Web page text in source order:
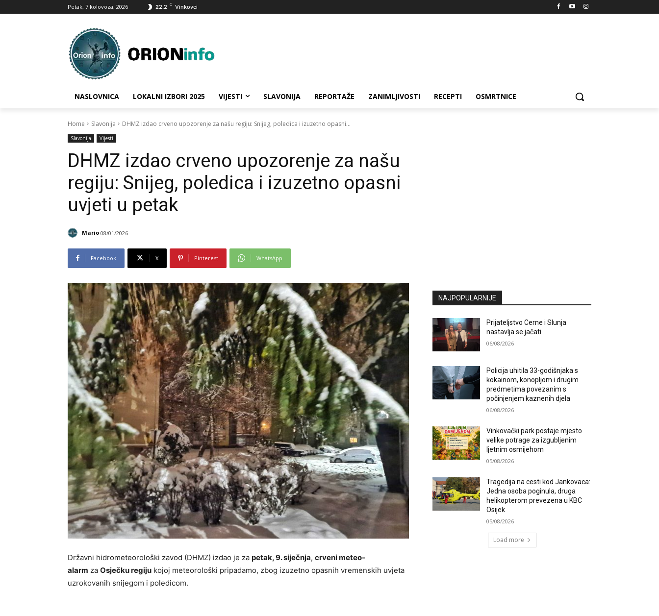
Petak, 7 kolovoza, 2026 22.2 C Vinkovci
NASLOVNICA LOKALNI IZBORI 2025 VIJESTI SLAVONIJA REPORTAŽE ZANIMLJIVOSTI RECEPTI OSMRTNICE
Home Slavonija DHMZ izdao crveno upozorenje za našu regiju: Snijeg, poledica i izuzetno opasni...
Slavonija Vijesti
DHMZ izdao crveno upozorenje za našu
regiju: Snijeg, poledica i izuzetno opasni
uvjeti u petak
Mario 08/01/2026
Facebook X Pinterest WhatsApp
Državni hidrometeorološki zavod (DHMZ) izdao je za petak, 9. siječnja, crveni meteo-
alarm za Osječku regiju kojoj meteorološki pripadamo, zbog izuzetno opasnih vremenskih uvjeta
uzrokovanih snijegom i poledicom.
NAJPOPULARNIJE
Prijateljstvo Cerne i Slunja
nastavlja se jačati
06/08/2026
Policija uhitila 33-godišnjaka s
kokainom, konopljom i drugim
predmetima povezanim s
počinjenjem kaznenih djela
06/08/2026
Vinkovački park postaje mjesto
velike potrage za izgubljenim
ljetnim osmijehom
05/08/2026
Tragedija na cesti kod Jankovaca:
Jedna osoba poginula, druga
helikopterom prevezena u KBC
Osijek
05/08/2026
Load more